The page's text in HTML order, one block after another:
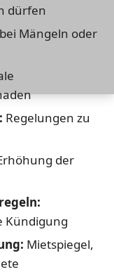
dürfen
bei Mängeln oder
Regelungen zu
der
Kündigung
Mietspiegel,